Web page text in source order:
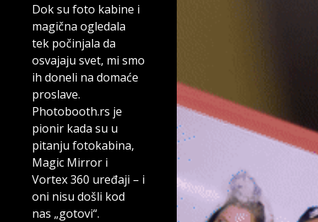
Dok su foto kabine i
magična ogledala
tek počinjala da
osvajaju svet, mi smo
ih doneli na domaće
proslave.
Photobooth.rs je
pionir kada su u
pitanju fotokabina,
Magic Mirror i
Vortex 360 uređaji – i
oni nisu došli kod
nas „gotovi“.